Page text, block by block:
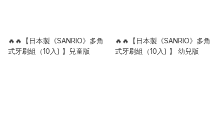
🔥🔥【日本製《SANRIO》多角
式牙刷組（10入) 】兒童版
🔥🔥【日本製《SANRIO》多角
式牙刷組（10入) 】 幼兒版